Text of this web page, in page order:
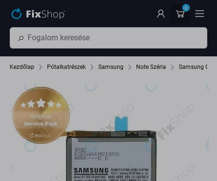
0
Kezdőlap Pótalkatrészek Samsung Note Széria Samsung